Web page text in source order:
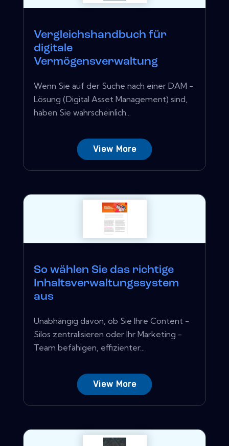
Vergleichshandbuch für
digitale
Vermögensverwaltung
Wenn Sie auf der Suche nach einer DAM -
Lösung (Digital Asset Management) sind,
haben Sie wahrscheinlich...
View More
So wählen Sie das richtige
Inhaltsverwaltungssystem
aus
Unabhängig davon, ob Sie Ihre Content -
Silos zentralisieren oder Ihr Marketing -
Team befähigen, effizienter...
View More